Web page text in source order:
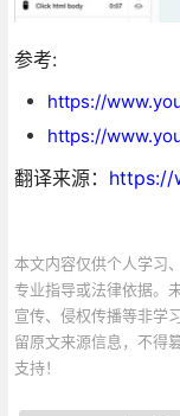
参考:
https://
https://
翻译来源： https://
本文内容仅供个人学习
专业指导或法律依据。
宣传、侵权传播等非学
留原文来源信息，不得
支持！